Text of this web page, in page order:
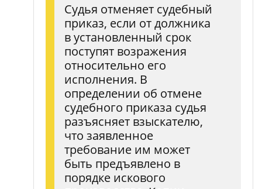
Судья отменяет судебный
приказ, если от должника
в установленный срок
поступят возражения
относительно его
исполнения. В
определении об отмене
судебного приказа судья
разъясняет взыскателю,
что заявленное
требование им может
быть предъявлено в
порядке искового